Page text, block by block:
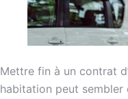
Mettre fin à un contrat
habitation peut sembler